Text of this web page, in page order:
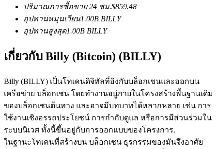
คัดลอกการซื้อขาย
เข้าร่วมกับเทรดเดอร์ชั้นนำ
เป็นเทรดเดอร์คัดลอก
ปริมาณการซื้อขาย 24 ชม.$859.48
อุปทานหมุนเวียน1.00B BILLY
อุปทานสูงสุด1.00B BILLY
เกี่ยวกับ Billy (Bitcoin) (BILLY)
Billy (BILLY) เป็นโทเคนดิจิทัลที่อิงกับบล็อกเชนและออกบน
เครือข่าย บล็อกเชน โดยทำงานอยู่ภายในโครงสร้างพื้นฐานเดิม
ของบล็อกเชนต้นทาง และอาจมีบทบาทได้หลากหลาย เช่น การ
ใช้งานเชิงอรรถประโยชน์ การกำกับดูแล หรือการมีส่วนร่วมใน
ระบบนิเวศ ทั้งนี้ขึ้นอยู่กับการออกแบบของโครงการ.
ในฐานะโทเคนที่สร้างบน บล็อกเชน ธุรกรรมของมันจึงอาศัย